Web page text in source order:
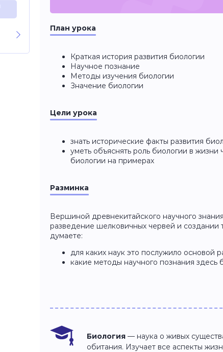
План урока
Краткая история развития биологии
Научное познание
Методы изучения биологии
Значение биологии
Цели урока
знать исторические факты развития
уметь объяснять роль биологии в
биологии на примерах
Разминка
Вершиной древнекитайского научного
разведение шелковичных червей и создании
думаете:
для каких наук это послужило основой
какие методы научного познания здесь
Биология — наука о живых
обитания. Изучает все аспекты